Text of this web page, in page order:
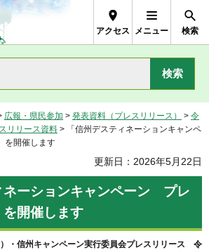
県Nagano Prefecture
アクセス メニュー 検索
広報・県民参加 > 発表資料（プレスリリース） > 令
リリース資料 > 「信州デスティネーションキャンペ
を開催します
更新日：2026年5月22日
ネーションキャンペーン プレ
開催します
・信州キャンペーン実行委員会プレスリリース 令